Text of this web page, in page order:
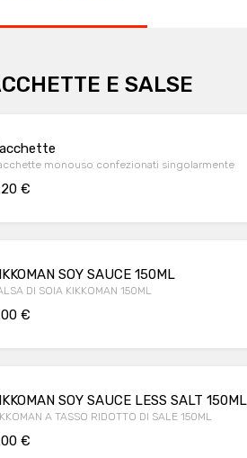
E SALSE
monouso confezionati singolarmente
€
SOY SAUCE 150ML
DI SOIA KIKKOMAN 150ML
€
SOY SAUCE LESS SALT 150ML
A TASSO RIDOTTO DI SALE 150ML
€